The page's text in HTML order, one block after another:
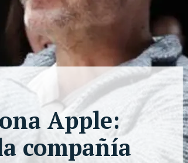
Apple:
compañía